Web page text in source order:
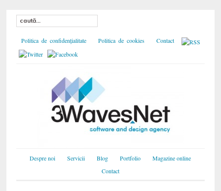
Politica de confidențialitate Politica de cookies Contact
Despre noi Servicii Blog Portfolio
Magazine online
Contact